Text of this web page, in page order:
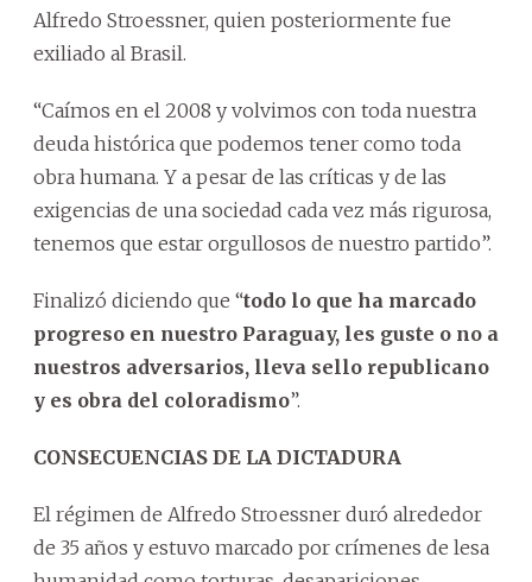
Alfredo Stroessner, quien posteriormente fue
exiliado al Brasil.
“Caímos en el 2008 y volvimos con toda nuestra
deuda histórica que podemos tener como toda
obra humana. Y a pesar de las críticas y de las
exigencias de una sociedad cada vez más rigurosa,
tenemos que estar orgullosos de nuestro partido”.
Finalizó diciendo que “todo lo que ha marcado
progreso en nuestro Paraguay, les guste o no a
nuestros adversarios, lleva sello republicano
y es obra del coloradismo”.
CONSECUENCIAS DE LA DICTADURA
El régimen de Alfredo Stroessner duró alrededor
de 35 años y estuvo marcado por crímenes de lesa